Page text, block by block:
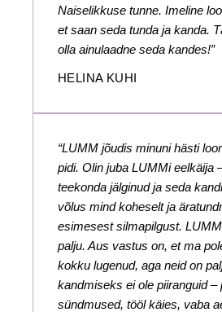
Naiselikkuse tunne. Imeline
et saan seda tunda ja kanda.
olla ainulaadne seda kandes!”
HELINA KUHI
“LUMM jõudis minuni hästi
pidi. Olin juba LUMMi eelkäija
teekonda jälginud ja seda
võlus mind koheselt ja
esimesest silmapilgust.
palju. Aus vastus on, et ma
kokku lugenud, aga neid on
kandmiseks ei ole piiranguid –
sündmused, tööl käies, vaba